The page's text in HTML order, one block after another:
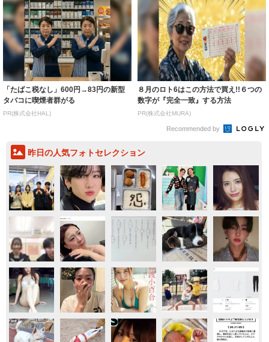
「たばこ税なし」600円→83円の新型
タバコに喫煙者群がる
PR(株式会社HAL)
８月のロト6はこの方法で買え!!６つの
数字が『完全一致』する方法
PR(株式会社MURA)
Recommended by
昨日の人気フォトセレクション